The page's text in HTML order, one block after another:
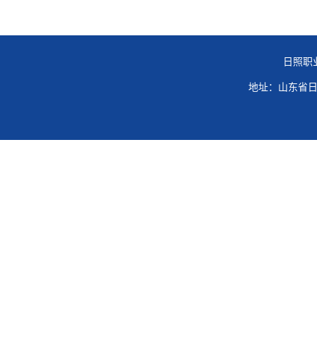
日照职
地址：山东省